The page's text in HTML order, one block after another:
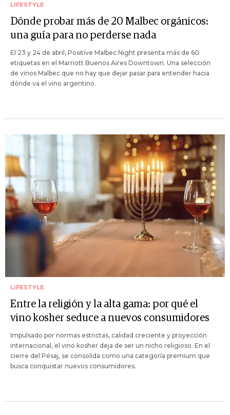
LIFESTYLE
Dónde probar más de 20 Malbec orgánicos:
una guía para no perderse nada
El 23 y 24 de abril, Positive Malbec Night presenta más de 60
etiquetas en el Marriott Buenos Aires Downtown. Una selección
de vinos Malbec que no hay que dejar pasar para entender hacia
dónde va el vino argentino.
LIFESTYLE
Entre la religión y la alta gama: por qué el
vino kosher seduce a nuevos consumidores
Impulsado por normas estrictas, calidad creciente y proyección
internacional, el vino kosher deja de ser un nicho religioso. En el
cierre del Pésaj, se consolida como una categoría premium que
busca conquistar nuevos consumidores.